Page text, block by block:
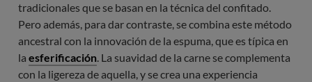
tradicionales que se basan en la técnica del confitado.
Pero además, para dar contraste, se combina este método
ancestral con la innovación de la espuma, que es típica en
la esferificación. La suavidad de la carne se complementa
con la ligereza de aquella, y se crea una experiencia